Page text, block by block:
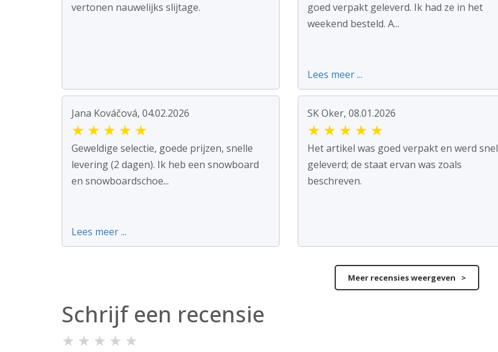
vertonen nauwelijks slijtage.
goed verpakt geleverd. Ik had ze in het
weekend besteld. A...
Lees meer ...
Jana Kováčová, 04.02.2026
★ ★ ★ ★ ★
Geweldige selectie, goede prijzen, snelle
levering (2 dagen). Ik heb een snowboard
en snowboardschoe...
Lees meer ...
SK Oker, 08.01.2026
★ ★ ★ ★ ★
Het artikel was goed verpakt en werd snel
geleverd; de staat ervan was zoals
beschreven.
Meer recensies weergeven >
Schrijf een recensie
★ ★ ★ ★ ★